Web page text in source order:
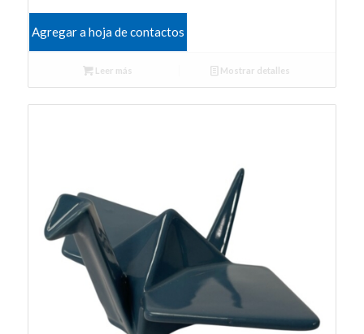
Agregar a hoja de contactos
Leer más Mostrar detalles